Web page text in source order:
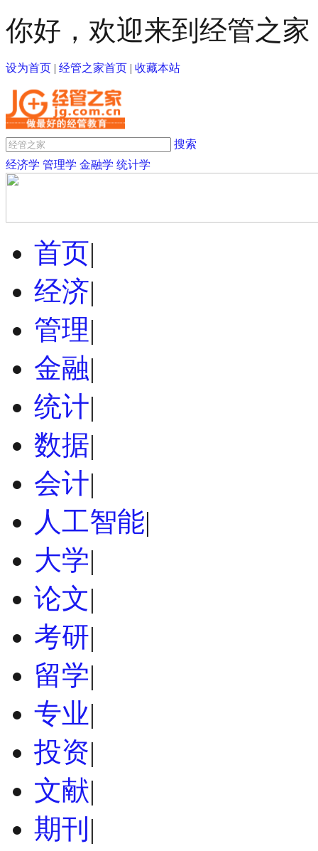
你好，欢迎来到经管之家
设为首页 | 经管之家首页 | 收藏本站
搜索
经济学 管理学 金融学 统计学
首页|
经济|
管理|
金融|
统计|
数据|
会计|
人工智能|
大学|
论文|
考研|
留学|
专业|
投资|
文献|
期刊 |